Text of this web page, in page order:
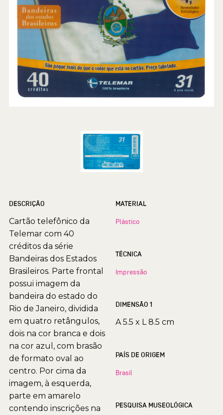
DESCRIÇÃO
Cartão telefônico da
Telemar com 40
créditos da série
Bandeiras dos Estados
Brasileiros. Parte frontal
possui imagem da
bandeira do estado do
Rio de Janeiro, dividida
em quatro retângulos,
dois na cor branca e dois
na cor azul, com brasão
de formato oval ao
centro. Por cima da
imagem, à esquerda,
parte em amarelo
contendo inscrições na
MATERIAL
Plástico
TÉCNICA
Impressão
DIMENSÃO 1
A 5.5 x L 8.5 cm
PAÍS DE ORIGEM
Brasil
PESQUISA MUSEOLÓGICA